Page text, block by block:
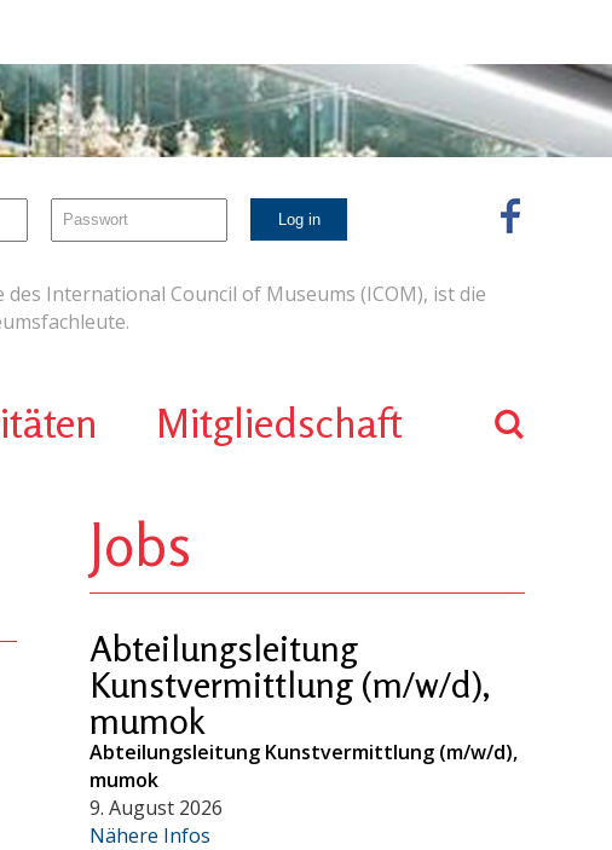
International Council of Museums (ICOM), ist die
Mitgliedschaft
Jobs
Abteilungsleitung
Kunstvermittlung (m/w/d),
mumok
Abteilungsleitung Kunstvermittlung (m/w/d),
mumok
9. August 2026
Nähere Infos